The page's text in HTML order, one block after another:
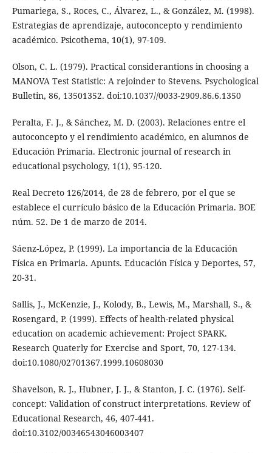
Pumariega, S., Roces, C., Álvarez, L., & González, M. (1998).
Estrategias de aprendizaje, autoconcepto y rendimiento
académico. Psicothema, 10(1), 97-109.
Olson, C. L. (1979). Practical considerantions in choosing a
MANOVA Test Statistic: A rejoinder to Stevens. Psychological
Bulletin, 86, 13501352. doi:10.1037//0033-2909.86.6.1350
Peralta, F. J., & Sánchez, M. D. (2003). Relaciones entre el
autoconcepto y el rendimiento académico, en alumnos de
Educación Primaria. Electronic journal of research in
educational psychology, 1(1), 95-120.
Real Decreto 126/2014, de 28 de febrero, por el que se
establece el currículo básico de la Educación Primaria. BOE
núm. 52. De 1 de marzo de 2014.
Sáenz-López, P. (1999). La importancia de la Educación
Física en Primaria. Apunts. Educación Física y Deportes, 57,
20-31.
Sallis, J., McKenzie, J., Kolody, B., Lewis, M., Marshall, S., &
Rosengard, P. (1999). Effects of health-related physical
education on academic achievement: Project SPARK.
Research Quaterly for Exercise and Sport, 70, 127-134.
doi:10.1080/02701367.1999.10608030
Shavelson, R. J., Hubner, J. J., & Stanton, J. C. (1976). Self-
concept: Validation of construct interpretations. Review of
Educational Research, 46, 407-441.
doi:10.3102/00346543046003407